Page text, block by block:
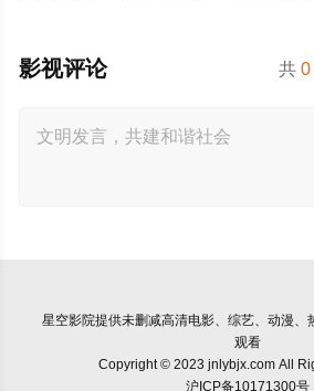
共0
影视评论
星空影院提供未删减高清电影、综艺、动漫、
观看
Copyright © 2023 jnlybjx.com All
沪ICP备10171300号